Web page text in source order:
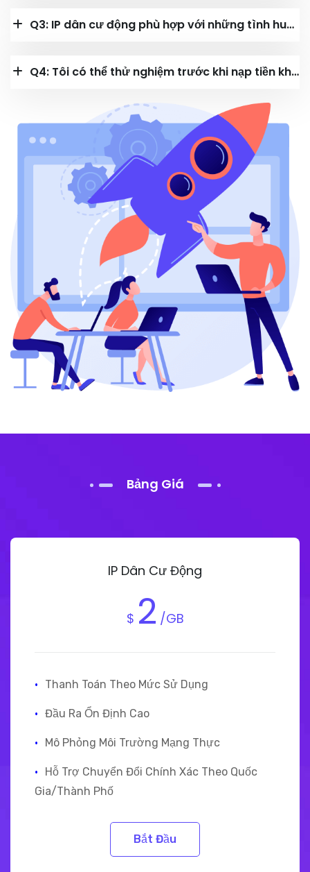
Q3: IP dân cư động phù hợp với những tình huống nào?
Q4: Tôi có thể thử nghiệm trước khi nạp tiền không?
Bảng Giá
IP Dân Cư Động
$ 2 /GB
· Thanh Toán Theo Mức Sử Dụng
· Đầu Ra Ổn Định Cao
· Mô Phỏng Môi Trường Mạng Thực
·
Hỗ Trợ Chuyển Đổi Chính Xác Theo Quốc
Gia/Thành Phố
Bắt Đầu